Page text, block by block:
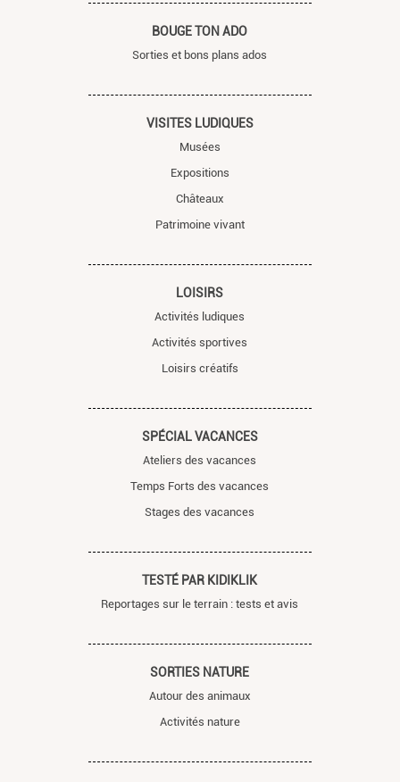
BOUGE TON ADO
Sorties et bons plans ados
VISITES LUDIQUES
Musées
Expositions
Châteaux
Patrimoine vivant
LOISIRS
Activités ludiques
Activités sportives
Loisirs créatifs
SPÉCIAL VACANCES
Ateliers des vacances
Temps Forts des vacances
Stages des vacances
TESTÉ PAR KIDIKLIK
Reportages sur le terrain : tests et avis
SORTIES NATURE
Autour des animaux
Activités nature